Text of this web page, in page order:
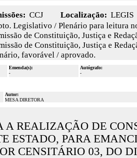
CCJ Localização: LEGIS
Legislativo / Plenário para leitura
de Constituição, Justiça e
de Constituição, Justiça e
favorável / aprovado.
Emenda(s):
-
Autógrafo:
-
Autor:
MESA DIRETORA
A REALIZAÇÃO DE
ESTADO, PARA
CENSITÁRIO 03, DO